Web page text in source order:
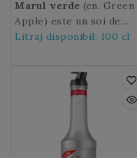
acrisor.
proaspat culese, dulceata
si aciditatea lor
delicata. Este ideal
și cocktail-uri cu fructe!
verde intens.
Marul verde (en. Green
Apple) este un soi de
mere foarte popular pe
Litraj disponibil: 100 cl